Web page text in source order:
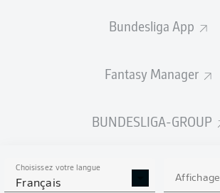
Bundesliga App
Fantasy Manager
BUNDESLIGA-GROUP
Choisissez votre langue
Français Affichage
0